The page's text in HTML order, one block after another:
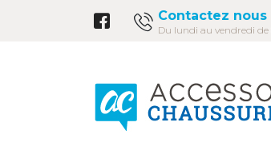
Contactez nous
Du lundi au vendredi de